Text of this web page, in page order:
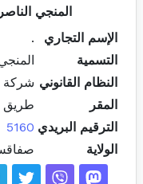
المنجي
الإسم التجاري
.
التسمية
النظام القانوني شركة
المقر
طريق
الترقيم البريدي 5160
الولاية